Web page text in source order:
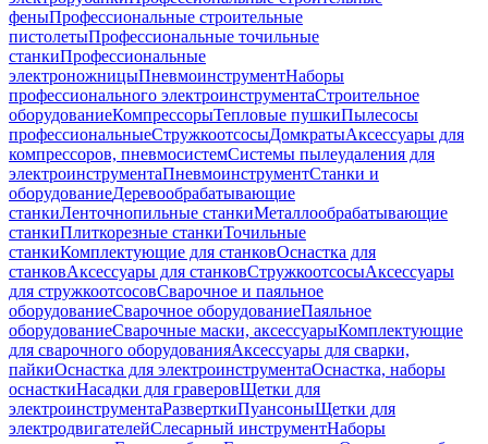
феныПрофессиональные строительные
пистолетыПрофессиональные точильные
станкиПрофессиональные
электроножницыПневмоинструментНаборы
профессионального электроинструментаСтроительное
оборудованиеКомпрессорыТепловые пушкиПылесосы
профессиональныеСтружкоотсосыДомкратыАксессуары для
компрессоров, пневмосистемСистемы пылеудаления для
электроинструментаПневмоинструментСтанки и
оборудованиеДеревообрабатывающие
станкиЛенточнопильные станкиМеталлообрабатывающие
станкиПлиткорезные станкиТочильные
станкиКомплектующие для станковОснастка для
станковАксессуары для станковСтружкоотсосыАксессуары
для стружкоотсосовСварочное и паяльное
оборудованиеСварочное оборудованиеПаяльное
оборудованиеСварочные маски, аксессуарыКомплектующие
для сварочного оборудованияАксессуары для сварки,
пайкиОснастка для электроинструментаОснастка, наборы
оснасткиНасадки для граверовЩетки для
электроинструментаРазверткиПуансоныЩетки для
электродвигателейСлесарный инструментНаборы